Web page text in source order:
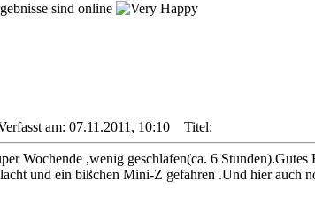
sind online
am: 07.11.2011, 10:10 Titel:
Wochende ,wenig geschlafen(ca. 6 Stunden).Gutes
und ein bißchen Mini-Z gefahren .Und hier auch